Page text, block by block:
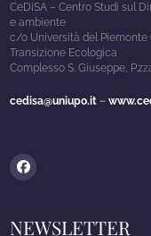
CeDiSA – Centro Studi sul
e ambiente
c/o Università del Piemonte
Transizione Ecologica
Complesso S. Giuseppe,
cedisa@uniupo.it –
Facebook
NEWSLETTER